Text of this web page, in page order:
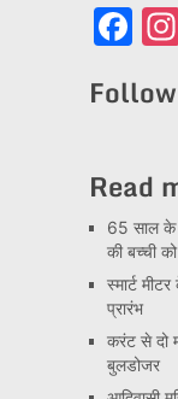
Read
65 साल के
की बच्ची
स्मार्ट
प्रारंभ
करंट से दो
बुलडोजर